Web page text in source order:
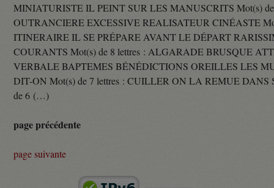
MINIATURISTE IL PEINT SUR LES MANUSCRITS Mot(s) de
OUTRANCIERE EXCESSIVE REALISATEUR CINÉASTE
ITINERAIRE IL SE PRÉPARE AVANT LE DÉPART
COURANTS Mot(s) de 8 lettres : ALGARADE BRUSQUE
VERBALE BAPTEMES BÉNÉDICTIONS OREILLES LES
DIT-ON Mot(s) de 7 lettres : CUILLER ON LA REMUE DANS
de 6 (…)
page précédente
page suivante